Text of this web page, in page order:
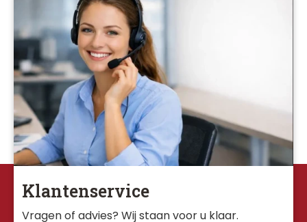
Klantenservice
Vragen of advies? Wij staan voor u klaar.